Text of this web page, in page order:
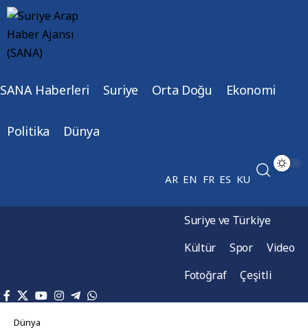
SANA Haberleri Suriye Orta Doğu Ekonomi
Politika Dünya
AR EN FR ES KU
Suriye ve Türkiye
Kültür
Spor
Video
Fotoğraf
Çeşitli
Dünya